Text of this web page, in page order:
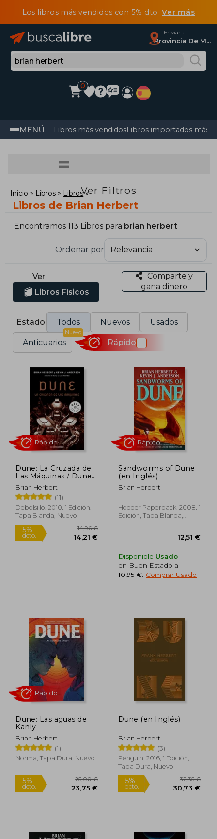
Los libros más vendidos con 5% dtoVer más
Enviar a
Provincia De Madrid
0
MENÚ Libros más vendidosLibros importados más
=
Ver Filtros
Inicio Libros Libros
Libros de Brian Herbert
Encontramos 113 Libros para brian herbert
Ordenar por
Ver:
Libros Físicos
Comparte y
gana dinero
Estado: Todos Nuevos Usados
Anticuarios
Nuevo
Rápido
Dune: La Cruzada de
Las Máquinas / Dune:
The Machine Cruzade
Brian Herbert
(11)
Debolsillo, 2010, 1 Edición,
Tapa Blanda, Nuevo
Rápido
Sandworms of Dune
(en Inglés)
Brian Herbert
Hodder Paperback, 2008, 1
Edición, Tapa Blanda,
Rápido
Disponible Usado
en Buen Estado a
10,95 € Comprar Usado
Dune: Las aguas de
Kanly
Brian Herbert
(1)
Norma, Tapa Dura, Nuevo
Dune (en Inglés)
Brian Herbert
(3)
Penguin, 2016, 1 Edición,
Tapa Dura, Nuevo